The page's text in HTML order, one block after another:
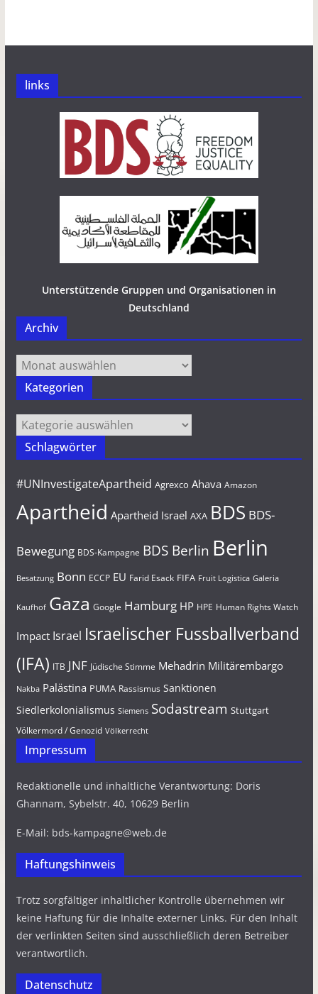
links
Unterstützende Gruppen und Organisationen in
Deutschland
Archiv
Archiv
Kategorien
Kategorien
Schlagwörter
#UNInvestigateApartheid Agrexco Ahava Amazon
Apartheid Apartheid Israel AXA BDS BDS-
Bewegung BDS-Kampagne BDS Berlin Berlin
Besatzung Bonn ECCP EU Farid Esack FIFA Fruit Logistica Galeria
Kaufhof Gaza Google Hamburg HP HPE Human Rights Watch
Impact Israel Israelischer Fussballverband
(IFA) ITB JNF Jüdische Stimme Mehadrin Militärembargo
Nakba Palästina PUMA Rassismus Sanktionen
Siedlerkolonialismus Siemens Sodastream Stuttgart
Völkermord / Genozid Völkerrecht
Impressum
Redaktionelle und inhaltliche Verantwortung: Doris
Ghannam, Sybelstr. 40, 10629 Berlin
E-Mail: bds-kampagne@web.de
Haftungshinweis
Trotz sorgfältiger inhaltlicher Kontrolle übernehmen wir
keine Haftung für die Inhalte externer Links. Für den Inhalt
der verlinkten Seiten sind ausschließlich deren Betreiber
verantwortlich.
Datenschutz